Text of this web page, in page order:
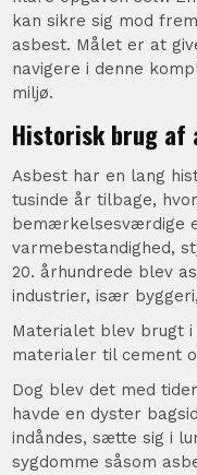
kan sikre sig mod
asbest. Målet er at
navigere i denne
miljø.
Historisk brug af
Asbest har en lang
tusinde år tilbage,
bemærkelsesværdige
varmebestandighed,
20. århundrede blev
industrier, især
Materialet blev brugt
materialer til cement
Dog blev det med
havde en dyster
indåndes, sætte sig i
sygdomme såsom